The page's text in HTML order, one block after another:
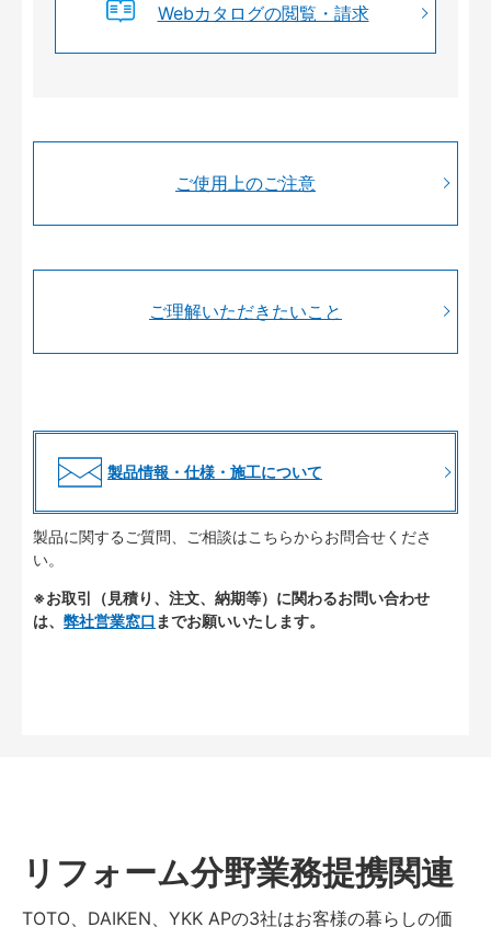
Webカタログの閲覧・請求
ご使用上のご注意
ご理解いただきたいこと
製品情報・仕様・施工について
製品に関するご質問、ご相談はこちらからお問合せくださ
い。
※お取引（見積り、注文、納期等）に関わるお問い合わせ
は、 弊社営業窓口 までお願いいたします。
リフォーム分野業務提携関連
TOTO、DAIKEN、YKK APの3社はお客様の暮らしの価